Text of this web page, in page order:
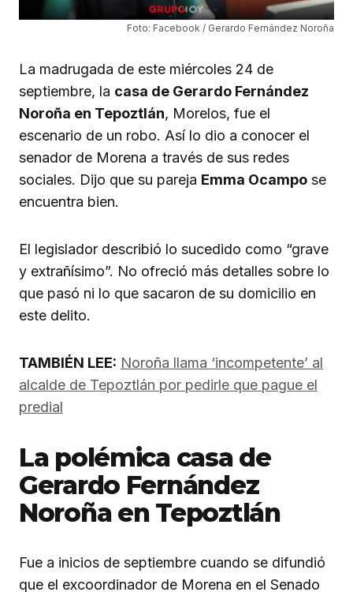
Foto: Facebook / Gerardo Fernández Noroña
La madrugada de este miércoles 24 de
septiembre, la casa de Gerardo Fernández
Noroña en Tepoztlán, Morelos, fue el
escenario de un robo. Así lo dio a conocer el
senador de Morena a través de sus redes
sociales. Dijo que su pareja Emma Ocampo se
encuentra bien.
El legislador describió lo sucedido como “grave
y extrañísimo”. No ofreció más detalles sobre lo
que pasó ni lo que sacaron de su domicilio en
este delito.
TAMBIÉN LEE: Noroña llama ‘incompetente’ al
alcalde de Tepoztlán por pedirle que pague el
predial
La polémica casa de
Gerardo Fernández
Noroña en Tepoztlán
Fue a inicios de septiembre cuando se difundió
que el excoordinador de Morena en el Senado